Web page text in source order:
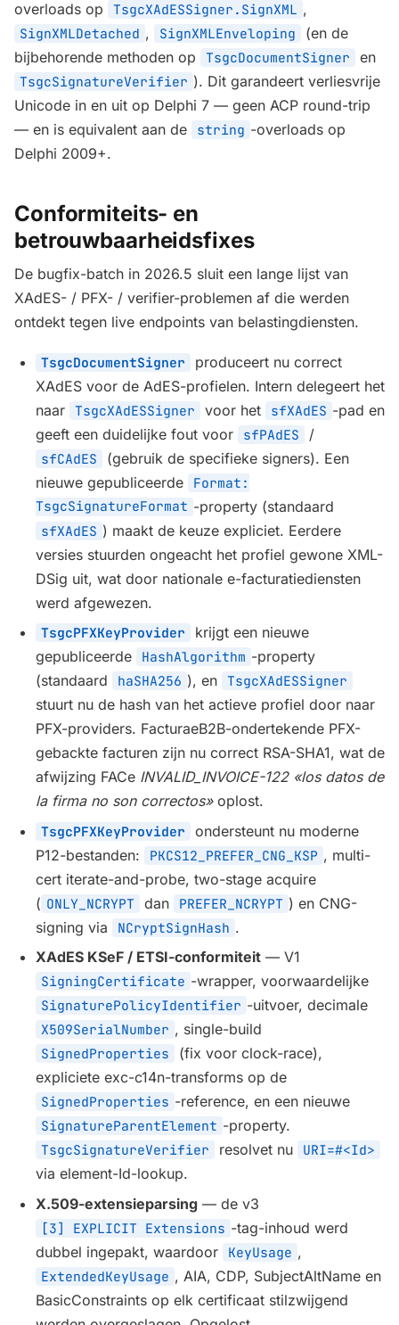
overloads op TsgcXAdESSigner.SignXML ,
SignXMLDetached , SignXMLEnveloping
(en de
bijbehorende methoden op
TsgcDocumentSigner en
TsgcSignatureVerifier ). Dit garandeert verliesvrije
Unicode in en uit op Delphi 7 — geen ACP round-trip
— en is equivalent aan de
string -overloads op
Delphi 2009+.
Conformiteits- en
betrouwbaarheidsfixes
De bugfix-batch in 2026.5 sluit een lange lijst van
XAdES- / PFX- / verifier-problemen af die werden
ontdekt tegen live endpoints van belastingdiensten.
TsgcDocumentSigner
produceert nu correct
XAdES voor de AdES-profielen. Intern delegeert het
naar TsgcXAdESSigner voor het sfXAdES -pad en
geeft een duidelijke fout voor
sfPAdES /
sfCAdES
(gebruik de specifieke signers). Een
nieuwe gepubliceerde
Format:
TsgcSignatureFormat -property (standaard
sfXAdES ) maakt de keuze expliciet. Eerdere
versies stuurden ongeacht het profiel gewone XML-
DSig uit, wat door nationale e-facturatiediensten
werd afgewezen.
TsgcPFXKeyProvider
krijgt een nieuwe
gepubliceerde
HashAlgorithm -property
(standaard
haSHA256 ), en TsgcXAdESSigner
stuurt nu de hash van het actieve profiel door naar
PFX-providers. FacturaeB2B-ondertekende PFX-
gebackte facturen zijn nu correct RSA-SHA1, wat de
afwijzing FACe INVALID_INVOICE-122 «los datos de
la firma no son correctos»oplost.
TsgcPFXKeyProvider
ondersteunt nu moderne
P12-bestanden:
PKCS12_PREFER_CNG_KSP , multi-
cert iterate-and-probe, two-stage acquire
( ONLY_NCRYPT dan PREFER_NCRYPT ) en CNG-
signing via
NCryptSignHash .
XAdES KSeF / ETSI-conformiteit — V1
SigningCertificate -wrapper, voorwaardelijke
SignaturePolicyIdentifier -uitvoer, decimale
X509SerialNumber , single-build
SignedProperties
(fix voor clock-race),
expliciete exc-c14n-transforms op de
SignedProperties -reference, en een nieuwe
SignatureParentElement -property.
TsgcSignatureVerifier resolvet nu URI=#<Id>
via element-Id-lookup.
X.509-extensieparsing — de v3
[3] EXPLICIT Extensions -tag-inhoud werd
dubbel ingepakt, waardoor
KeyUsage ,
ExtendedKeyUsage , AIA, CDP, SubjectAltName en
BasicConstraints op elk certificaat stilzwijgend